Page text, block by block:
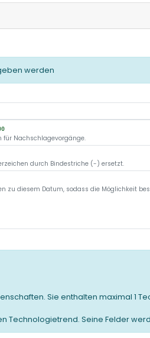
werden
für Nachschlagevorgänge.
durch Bindestriche (-) ersetzt.
zu diesem Datum, sodass die Möglichkeit
Sie enthalten maximal 1
Technologietrend. Seine Felder